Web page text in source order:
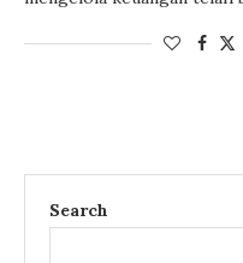
Search